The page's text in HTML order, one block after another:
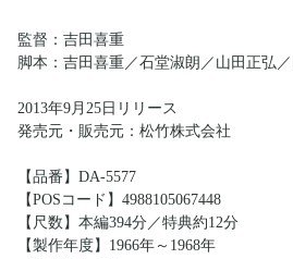
監督：吉田喜重
脚本：吉田喜重／石堂淑朗／山田正弘
2013年9月25日リリース
発売元・販売元：松竹株式会社
【品番】DA-5577
【POSコード】4988105067448
【尺数】本編394分／特典約12分
【製作年度】1966年～1968年